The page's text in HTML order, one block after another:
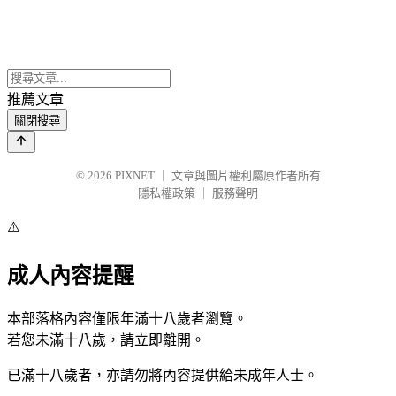
推薦文章
關閉搜尋
© 2026 PIXNET
文章與圖片權利屬原作者所有
隱私權政策
服務聲明
⚠️
成人內容提醒
本部落格內容僅限年滿十八歲者瀏覽。
若您未滿十八歲，請立即離開。
已滿十八歲者，亦請勿將內容提供給未成年人士。